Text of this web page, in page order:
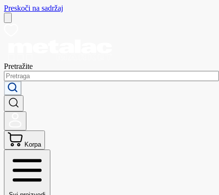
Preskoči na sadržaj
Pretražite
Korpa